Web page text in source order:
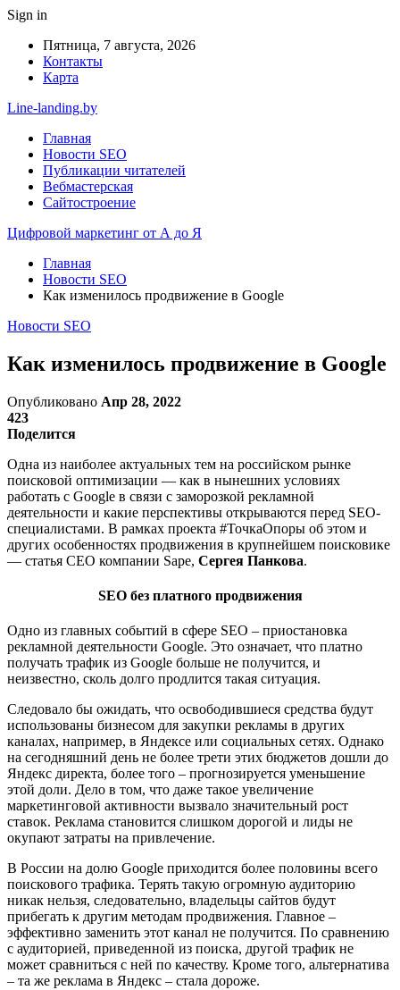
Sign in
Пятница, 7 августа, 2026
Контакты
Карта
Line-landing.by
Главная
Новости SEO
Публикации читателей
Вебмастерская
Сайтостроение
Цифровой маркетинг от А до Я
Главная
Новости SEO
Как изменилось продвижение в Google
Новости SEO
Как изменилось продвижение в Google
Опубликовано Апр 28, 2022
423
Поделится
Одна из наиболее актуальных тем на российском рынке
поисковой оптимизации — как в нынешних условиях
работать с Google в связи с заморозкой рекламной
деятельности и какие перспективы открываются перед SEO-
специалистами. В рамках проекта #ТочкаОпоры об этом и
других особенностях продвижения в крупнейшем поисковике
— статья CEO компании Sape, Сергея Панкова.
SEO без платного продвижения
Одно из главных событий в сфере SEO – приостановка
рекламной деятельности Google. Это означает, что платно
получать трафик из Google больше не получится, и
неизвестно, сколь долго продлится такая ситуация.
Следовало бы ожидать, что освободившиеся средства будут
использованы бизнесом для закупки рекламы в других
каналах, например, в Яндексе или социальных сетях. Однако
на сегодняшний день не более трети этих бюджетов дошли до
Яндекс директа, более того – прогнозируется уменьшение
этой доли. Дело в том, что даже такое увеличение
маркетинговой активности вызвало значительный рост
ставок. Реклама становится слишком дорогой и лиды не
окупают затраты на привлечение.
В России на долю Google приходится более половины всего
поискового трафика. Терять такую огромную аудиторию
никак нельзя, следовательно, владельцы сайтов будут
прибегать к другим методам продвижения. Главное –
эффективно заменить этот канал не получится. По сравнению
с аудиторией, приведенной из поиска, другой трафик не
может сравниться с ней по качеству. Кроме того, альтернатива
– та же реклама в Яндекс – стала дороже.